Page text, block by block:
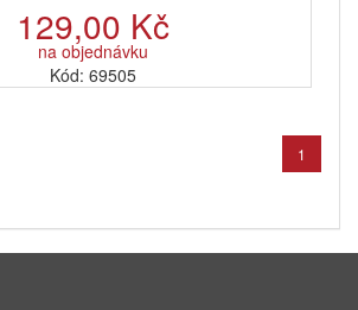
129,00 Kč
na objednávku
Kód: 69505
1